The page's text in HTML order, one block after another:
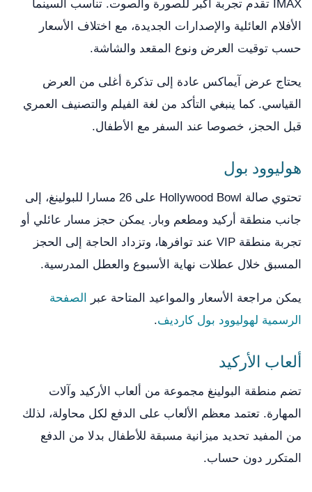
IMAX تقدم تجربة أكبر للصورة والصوت. تناسب السينما
الأفلام العائلية والإصدارات الجديدة، مع اختلاف الأسعار
حسب توقيت العرض ونوع المقعد والشاشة.
يحتاج عرض آيماكس عادة إلى تذكرة أغلى من العرض
القياسي. كما ينبغي التأكد من لغة الفيلم والتصنيف العمري
قبل الحجز، خصوصا عند السفر مع الأطفال.
هوليوود بول
تحتوي صالة Hollywood Bowl على 26 مسارا للبولينغ، إلى
جانب منطقة أركيد ومطعم وبار. يمكن حجز مسار عائلي أو
تجربة منطقة VIP عند توافرها، وتزداد الحاجة إلى الحجز
المسبق خلال عطلات نهاية الأسبوع والعطل المدرسية.
يمكن مراجعة الأسعار والمواعيد المتاحة عبر
الصفحة
الرسمية لهوليوود بول كارديف.
ألعاب الأركيد
تضم منطقة البولينغ مجموعة من ألعاب الأركيد وآلات
المهارة. تعتمد معظم الألعاب على الدفع لكل محاولة، لذلك
من المفيد تحديد ميزانية مسبقة للأطفال بدلا من الدفع
المتكرر دون حساب.